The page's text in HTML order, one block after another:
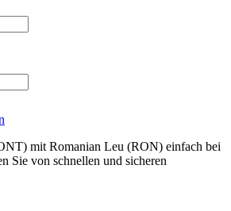
mit Romanian Leu (RON) einfach bei
Sie von schnellen und sicheren